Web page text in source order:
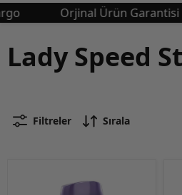
Orjinal Ürün Garantisi
Lady Speed
Filtreler Sırala